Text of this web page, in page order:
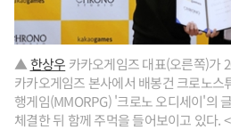
▲한상우 카카오게임즈 대표(오른쪽)가
카카오게임즈 본사에서 배봉건 크로노
행게임(MMORPG) '크로노 오디세이'의
체결한 뒤 함께 주먹을 들어보이고 있다.